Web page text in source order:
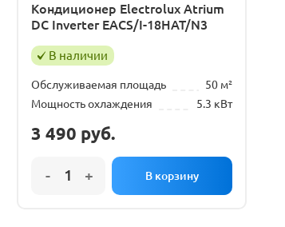
Кондиционер Electrolux Atrium
DC Inverter EACS/I-18HAT/N3
В наличии
Обслуживаемая площадь
50 м²
Мощность охлаждения
5.3 кВт
3 490 руб.